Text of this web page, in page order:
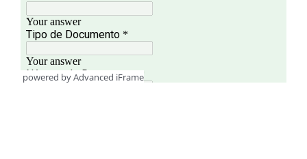
powered by Advanced iFrame